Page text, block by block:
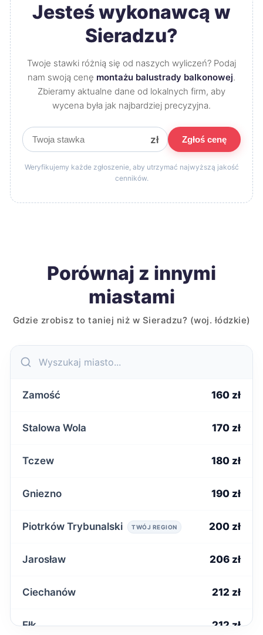
Jesteś wykonawcą w
Sieradzu?
Twoje stawki różnią się od naszych wyliczeń? Podaj
nam swoją cenę montażu balustrady balkonowej.
Zbieramy aktualne dane od lokalnych firm, aby
wycena była jak najbardziej precyzyjna.
zł Zgłoś cenę
Weryfikujemy każde zgłoszenie, aby utrzymać najwyższą jakość
cenników.
Porównaj z innymi
miastami
Gdzie zrobisz to taniej niż w Sieradzu? (woj. łódzkie)
Zamość 160 zł
Stalowa Wola 170 zł
Tczew 180 zł
Gniezno 190 zł
Piotrków Trybunalski TWÓJ REGION 200 zł
Jarosław 206 zł
Ciechanów 212 zł
Ełk 212 zł